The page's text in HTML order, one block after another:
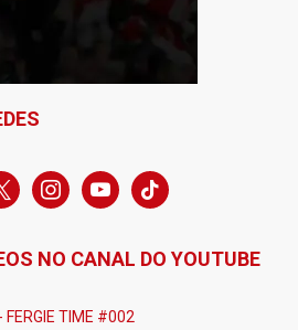
instagramyoutubetiktok
NO CANAL DO YOUTUBE
FERGIE TIME #002